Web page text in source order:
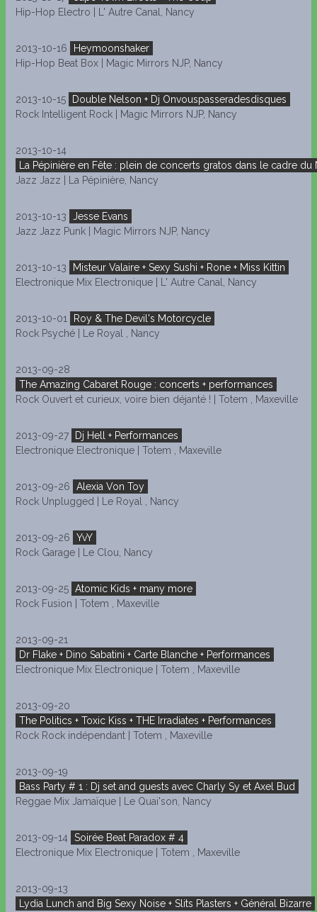
Hip-Hop Electro | L' Autre Canal, Nancy
2013-10-16
Heymoonshaker
Hip-Hop Beat Box | Magic Mirrors NJP, Nancy
2013-10-15
Double Nelson + Dj Onvouspasseradesdisques
Rock Intelligent Rock | Magic Mirrors NJP, Nancy
2013-10-14
La Pépinière en Fête : plein de concerts gratos dans le cadre du
Jazz Jazz | La Pépinière, Nancy
2013-10-13
Jesse Evans
Jazz Jazz Punk | Magic Mirrors NJP, Nancy
2013-10-13
Misteur Valaire + Sexy Sushi + Rone + Miss Kittin
Electronique Mix Electronique | L' Autre Canal, Nancy
2013-10-01
Roy & The Devil's Motorcycle
Rock Psyché | Le Royal , Nancy
2013-09-28
The Amazing Cabaret Rouge : concerts + performances
Rock Ouvert et curieux, voire bien déjanté ! | Totem , Maxeville
2013-09-27
Dj Hell + Performances
Electronique Electronique | Totem , Maxeville
2013-09-26
Alexia Von Toy
Rock Unplugged | Le Royal , Nancy
2013-09-26
YvY
Rock Garage | Le Clou, Nancy
2013-09-25 Atomic Kids + many more
Rock Fusion | Totem , Maxeville
2013-09-21
Dr Flake + Dino Sabatini + Carte Blanche + Performances
Electronique Mix Electronique | Totem , Maxeville
2013-09-20
The Politics + Toxic Kiss + THE Irradiates + Performances
Rock Rock indépendant | Totem , Maxeville
2013-09-19
Bass Party # 1 : Dj set and guests avec Charly Sy et Axel Bud
Reggae Mix Jamaïque | Le Quai'son, Nancy
2013-09-14
Soirée Beat Paradox # 4
Electronique Mix Electronique | Totem , Maxeville
2013-09-13
Lydia Lunch and Big Sexy Noise + Slits Plasters + Général Bizarre